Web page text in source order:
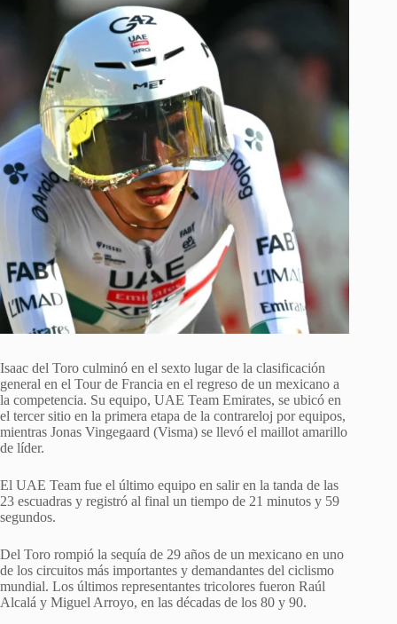
Isaac del Toro culminó en el sexto lugar de la clasificación
general en el Tour de Francia en el regreso de un mexicano a
la competencia. Su equipo, UAE Team Emirates, se ubicó en
el tercer sitio en la primera etapa de la contrareloj por equipos,
mientras Jonas Vingegaard (Visma) se llevó el maillot amarillo
de líder.
El UAE Team fue el último equipo en salir en la tanda de las
23 escuadras y registró al final un tiempo de 21 minutos y 59
segundos.
Del Toro rompió la sequía de 29 años de un mexicano en uno
de los circuitos más importantes y demandantes del ciclismo
mundial. Los últimos representantes tricolores fueron Raúl
Alcalá y Miguel Arroyo, en las décadas de los 80 y 90.